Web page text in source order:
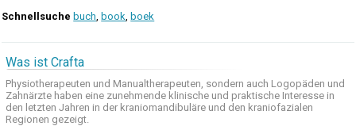
Schnellsuche buch, book, boek
Was ist Crafta
Physiotherapeuten und Manualtherapeuten, sondern auch Logopäden und
Zahnärzte haben eine zunehmende klinische und praktische Interesse in
den letzten Jahren in der kraniomandibuläre und den kraniofazialen
Regionen gezeigt.